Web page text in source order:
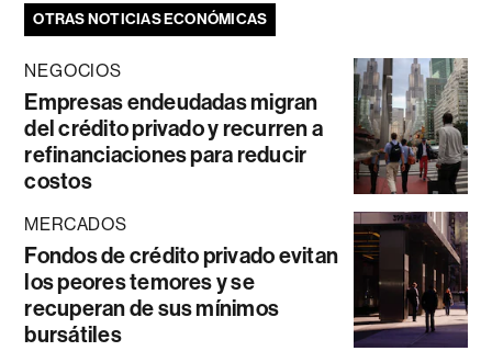
OTRAS NOTICIAS ECONÓMICAS
NEGOCIOS
Empresas endeudadas migran
del crédito privado y recurren a
refinanciaciones para reducir
costos
MERCADOS
Fondos de crédito privado evitan
los peores temores y se
recuperan de sus mínimos
bursátiles